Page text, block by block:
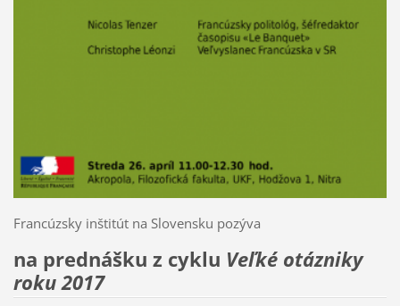
Francúzsky inštitút na Slovensku pozýva
na prednášku z cyklu Veľké otázniky
roku 2017